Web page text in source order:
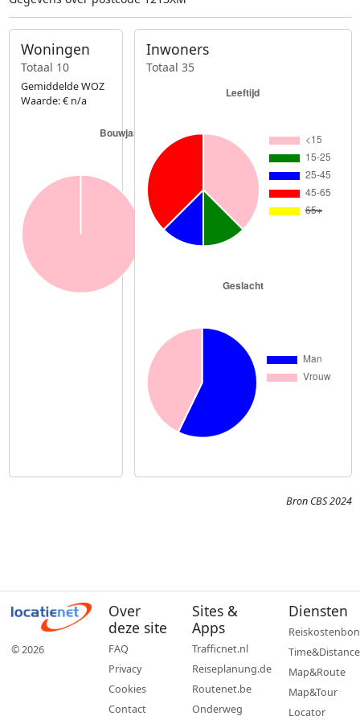
Woningen
Totaal 10
Gemiddelde WOZ
Waarde: € n/a
Inwoners
Totaal 35
Bron CBS 2024
© 2026
Over
deze site
FAQ
Privacy
Cookies
Contact
Sites &
Apps
Trafficnet.nl
Reiseplanung.de
Routenet.be
Onderweg
Diensten
Reiskostenbon
Time&Distance
Map&Route
Map&Tour
Locator